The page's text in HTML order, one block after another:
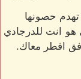
تهدم حصونها
هو انت للدرجادي
افطر معاك.